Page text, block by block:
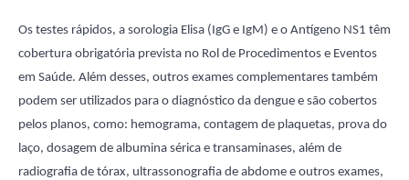
Os testes rápidos, a sorologia Elisa (IgG e IgM) e o Antígeno NS1 têm
cobertura obrigatória prevista no Rol de Procedimentos e Eventos
em Saúde. Além desses, outros exames complementares também
podem ser utilizados para o diagnóstico da dengue e são cobertos
pelos planos, como: hemograma, contagem de plaquetas, prova do
laço, dosagem de albumina sérica e transaminases, além de
radiografia de tórax, ultrassonografia de abdome e outros exames,